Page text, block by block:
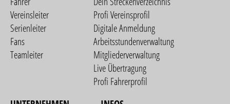
Vereinsleiter
Serienleiter
Fans
Teamleiter
Profi Vereinsprofil
Digitale Anmeldung
Arbeitsstundenverwaltung
Mitgliederverwaltung
Live Übertragung
Profi Fahrerprofil